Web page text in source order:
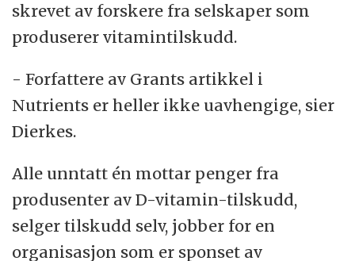
skrevet av forskere fra selskaper som
produserer vitamintilskudd.
- Forfattere av Grants artikkel i
Nutrients er heller ikke uavhengige, sier
Dierkes.
Alle unntatt én mottar penger fra
produsenter av D-vitamin-tilskudd,
selger tilskudd selv, jobber for en
organisasjon som er sponset av